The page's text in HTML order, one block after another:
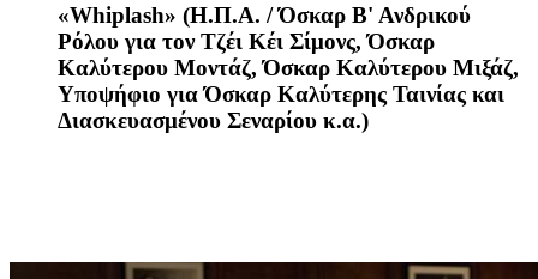
«Whiplash» (Η.Π.Α. / Όσκαρ Β' Ανδρικού
Ρόλου για τον Τζέι Κέι Σίμονς, Όσκαρ
Καλύτερου Μοντάζ, Όσκαρ Καλύτερου Μιξάζ,
Υποψήφιο για Όσκαρ Καλύτερης Ταινίας και
Διασκευασμένου Σεναρίου κ.α.)